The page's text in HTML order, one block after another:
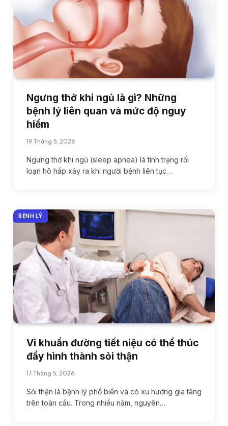
Ngưng thở khi ngủ là gì? Những
bệnh lý liên quan và mức độ nguy
hiểm
19 Tháng 5, 2026
Ngưng thở khi ngủ (sleep apnea) là tình trạng rối
loạn hô hấp xảy ra khi người bệnh liên tục…
BỆNH LÝ
Vi khuẩn đường tiết niệu có thể thúc
đẩy hình thành sỏi thận
17 Tháng 5, 2026
Sỏi thận là bệnh lý phổ biến và có xu hướng gia tăng
trên toàn cầu. Trong nhiều năm, nguyên…